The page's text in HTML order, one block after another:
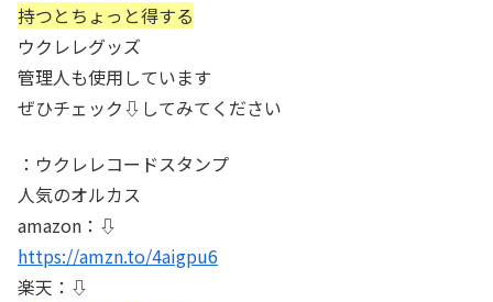
持つとちょっと得する
ウクレレグッズ
管理人も使用しています
ぜひチェック⇩してみてください
：ウクレレコードスタンプ
人気のオルカス
amazon：⇩
https://amzn.to/4aigpu6
楽天：⇩